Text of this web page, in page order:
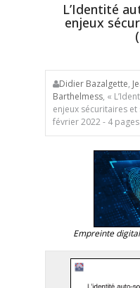
L’Identité
enjeux
Didier Bazalgette,
Barthelmess, «
enjeux sécuritaires et
février 2022 - 4 pages
Empreinte